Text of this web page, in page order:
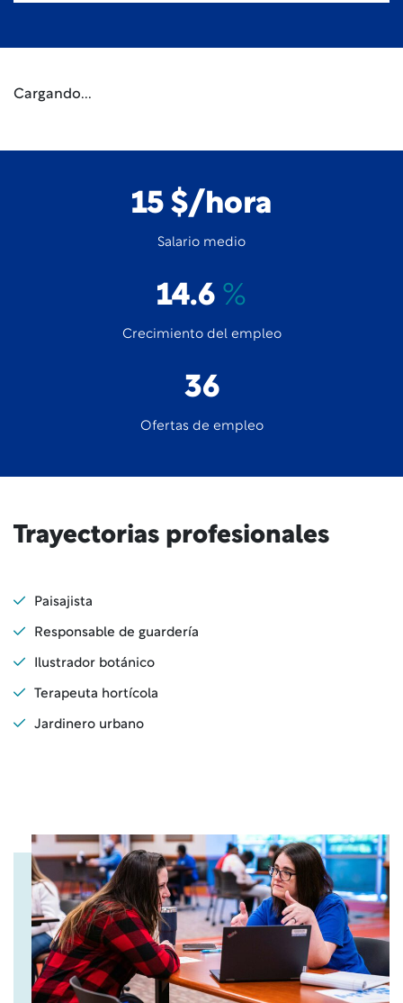
Cargando...
15 $/hora
Salario medio
14.6 %
Crecimiento del empleo
36
Ofertas de empleo
Trayectorias profesionales
Paisajista
Responsable de guardería
Ilustrador botánico
Terapeuta hortícola
Jardinero urbano